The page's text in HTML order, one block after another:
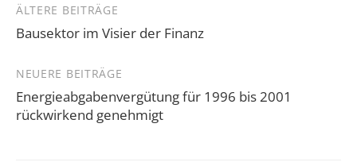
Beitragsnavigation
ÄLTERE BEITRÄGE
Bausektor im Visier der Finanz
NEUERE BEITRÄGE
Energieabgabenvergütung für 1996 bis 2001
rückwirkend genehmigt